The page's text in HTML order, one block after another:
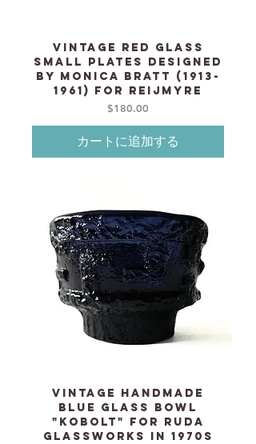
Vintage Red glass
small plates designed
by Monica Bratt (1913-
1961) for REIJMYRE
価格
$180.00
カートに追加する
Vintage Handmade
blue glass Bowl
"Kobolt" for RUDA
Glassworks in 1970s